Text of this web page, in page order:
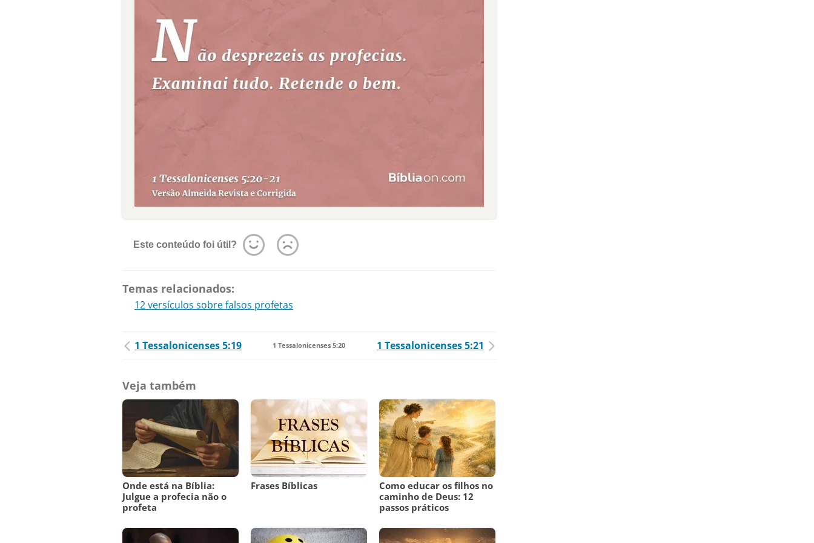
Este conteúdo foi útil?
Temas relacionados:
12 versículos sobre falsos profetas
1 Tessalonicenses 5:19 1 Tessalonicenses 5:20 1 Tessalonicenses 5:21
Veja também
Onde está na Bíblia:
Julgue a profecia não o
profeta
Frases Bíblicas
Como educar os filhos no
caminho de Deus: 12
passos práticos